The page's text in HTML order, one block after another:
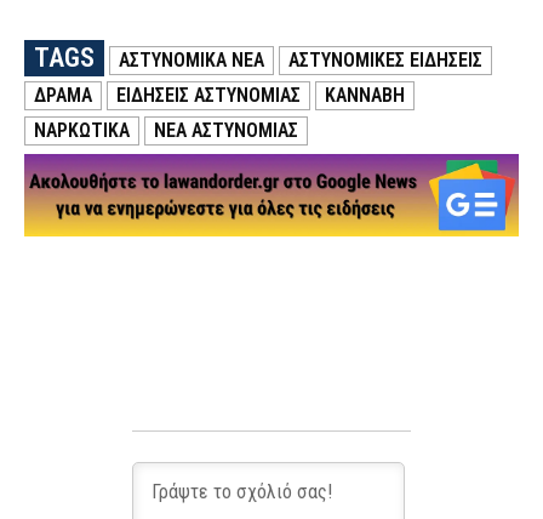
TAGS ΑΣΤΥΝΟΜΙΚΑ ΝΕΑ
ΑΣΤΥΝΟΜΙΚΕΣ ΕΙΔΗΣΕΙΣ
ΔΡΑΜΑ
ΕΙΔΗΣΕΙΣ ΑΣΤΥΝΟΜΙΑΣ
ΚΑΝΝΑΒΗ
ΝΑΡΚΩΤΙΚΑ
ΝΕΑ ΑΣΤΥΝΟΜΙΑΣ